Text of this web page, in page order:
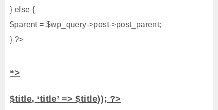
} else {
$parent = $wp_query->post->post_parent;
} ?>
“>
$title, ‘title’ => $title)); ?>